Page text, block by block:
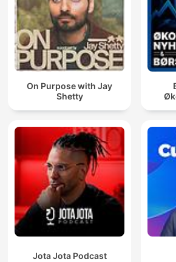
On Purpose with Jay
Shetty
Jota Jota Podcast